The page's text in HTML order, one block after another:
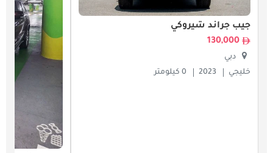
جيب جراند شيروكي
130,000
دبي
خليجي
2023 0 كيلومتر